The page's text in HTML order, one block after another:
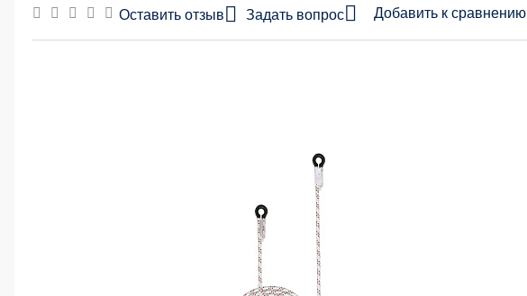
Оставить отзыв Задать вопрос Добавить к сравнению